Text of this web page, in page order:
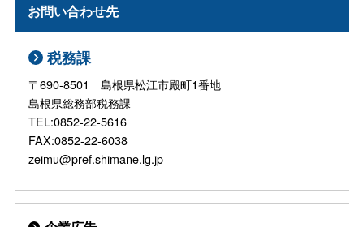
お問い合わせ先
税務課
〒690-8501 島根県松江市殿町1番地
島根県総務部税務課
TEL:0852-22-5616
FAX:0852-22-6038
zeimu@pref.shimane.lg.jp